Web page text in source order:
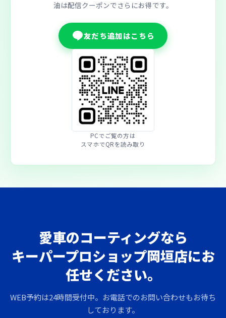
油は配信クーポンでさらにお得です。
友だち追加はこちら
PCでご覧の方は
スマホでQRを読み取り
愛車のコーティングなら
キーパープロショップ岡垣店にお
任せください。
WEB予約は24時間受付中。お電話でのお問い合わせもお待ち
しております。